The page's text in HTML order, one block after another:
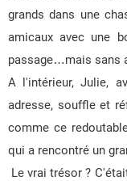
grands dans une
amicaux avec une
passage…mais sans
A l'intérieur, Julie,
adresse, souffle et
comme ce
qui a rencontré un
Le vrai trésor ?